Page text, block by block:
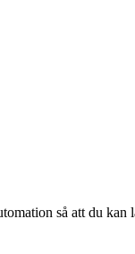
så att du kan